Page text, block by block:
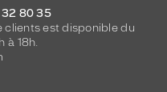
32 80 35
clients est disponible du
à 18h.